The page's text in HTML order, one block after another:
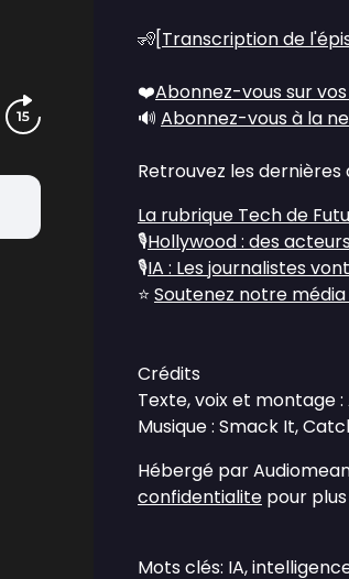
🧏[Transcription de
❤️Abonnez-vous sur
🔊 Abonnez-vous à la
Retrouvez les
La rubrique Tech de
🎙️Hollywood : des
🎙️IA : Les journalistes
⭐ Soutenez notre
Crédits
Texte, voix et montage :
Musique : Smack It,
Hébergé par
confidentialite pour
Mots clés: IA,